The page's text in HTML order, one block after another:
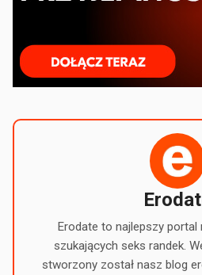
Erodate to najlepszy portal
szukających seks randek.
stworzony został nasz blog